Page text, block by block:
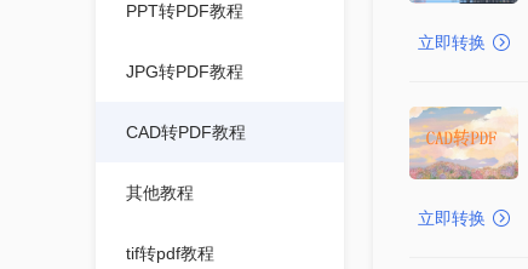
PPT转PDF教程
JPG转PDF教程
CAD转PDF教程
其他教程
tif转pdf教程
立即转换
立即转换